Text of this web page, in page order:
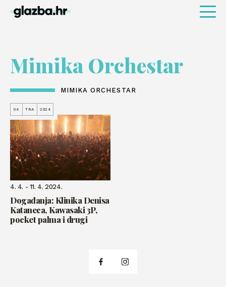
Mimika Orchestar
MIMIKA ORCHESTAR
04 TRA 2024
4. 4. - 11. 4. 2024.
Događanja: Klinika Denisa
Kataneca, Kawasaki 3P,
pocket palma i drugi